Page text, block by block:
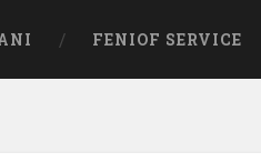
FENIOF SERVICE